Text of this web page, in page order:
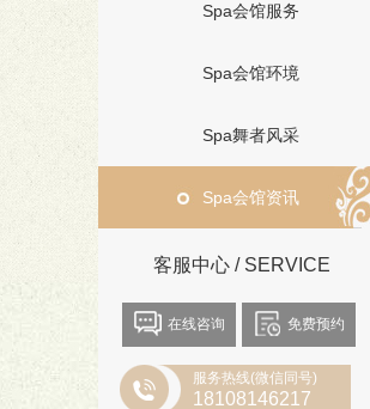
Spa会馆服务
Spa会馆环境
Spa舞者风采
Spa会馆资讯
客服中心 / SERVICE
在线咨询 免费预约
服务热线(微信同号)
18108146217